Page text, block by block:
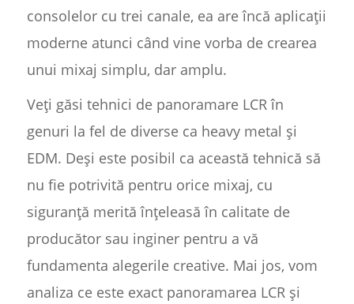
consolelor cu trei canale, ea are încă aplicații
moderne atunci când vine vorba de crearea
unui mixaj simplu, dar amplu.
Veți găsi tehnici de panoramare LCR în
genuri la fel de diverse ca heavy metal și
EDM. Deși este posibil ca această tehnică să
nu fie potrivită pentru orice mixaj, cu
siguranță merită înțeleasă în calitate de
producător sau inginer pentru a vă
fundamenta alegerile creative. Mai jos, vom
analiza ce este exact panoramarea LCR și